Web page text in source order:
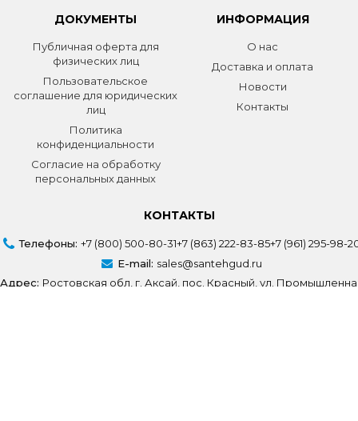
ДОКУМЕНТЫ
Публичная оферта для
физических лиц
Пользовательское
соглашение для юридических
лиц
Политика
конфиденциальности
Согласие на обработку
персональных данных
ИНФОРМАЦИЯ
О нас
Доставка и оплата
Новости
Контакты
КОНТАКТЫ
Телефоны: +7 (800) 500-80-31+7 (863) 222-83-85+7 (961) 295-98-
E-mail: sales@santehgud.ru
Адрес: Ростовская обл, г. Аксай, пос. Красный, ул.